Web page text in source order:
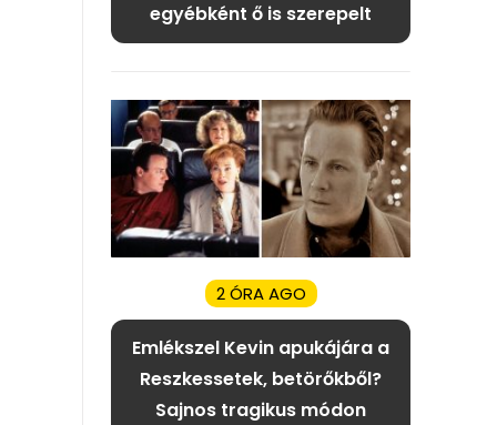
egyébként ő is szerepelt
2 ÓRA AGO
Emlékszel Kevin apukájára a
Reszkessetek, betörőkből?
Sajnos tragikus módon